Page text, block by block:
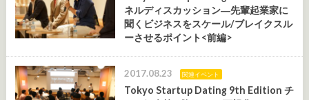
ネルディスカッション―先輩起業家に
聞くビジネスをスケール/ブレイクスル
ーさせるポイント<前編>
2017.08.23 関連イベント
Tokyo Startup Dating 9th Edition チ